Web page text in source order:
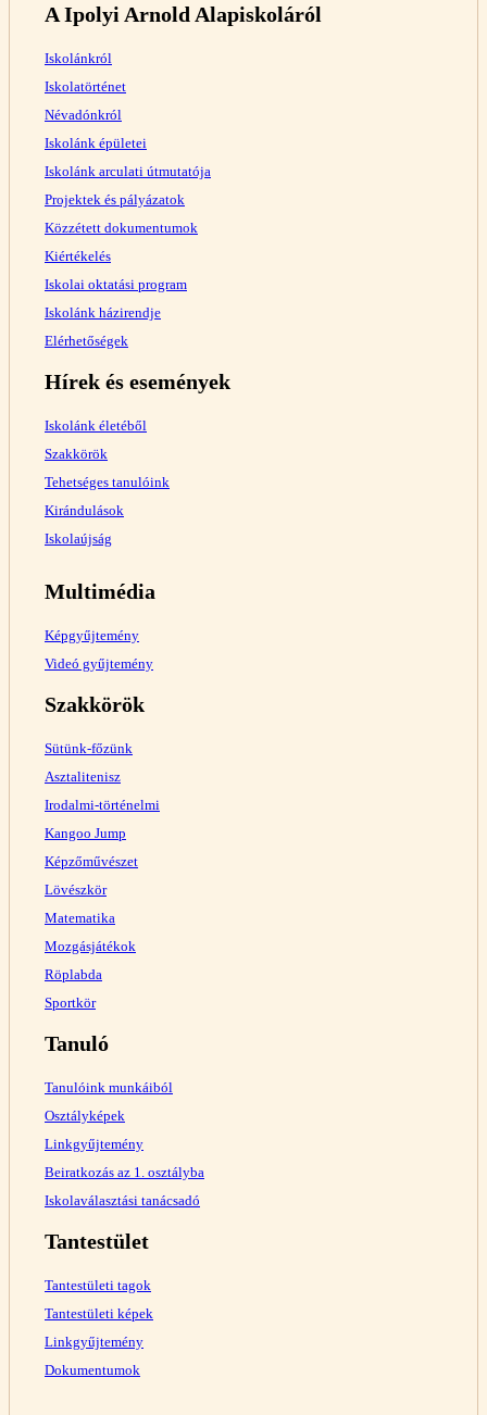
A Ipolyi Arnold Alapiskoláról
Iskolánkról
Iskolatörténet
Névadónkról
Iskolánk épületei
Iskolánk arculati útmutatója
Projektek és pályázatok
Közzétett dokumentumok
Kiértékelés
Iskolai oktatási program
Iskolánk házirendje
Elérhetőségek
Hírek és események
Iskolánk életéből
Szakkörök
Tehetséges tanulóink
Kirándulások
Iskolaújság
Multimédia
Képgyűjtemény
Videó gyűjtemény
Szakkörök
Sütünk-főzünk
Asztalitenisz
Irodalmi-történelmi
Kangoo Jump
Képzőművészet
Lövészkör
Matematika
Mozgásjátékok
Röplabda
Sportkör
Tanuló
Tanulóink munkáiból
Osztályképek
Linkgyűjtemény
Beiratkozás az 1. osztályba
Iskolaválasztási tanácsadó
Tantestület
Tantestületi tagok
Tantestületi képek
Linkgyűjtemény
Dokumentumok